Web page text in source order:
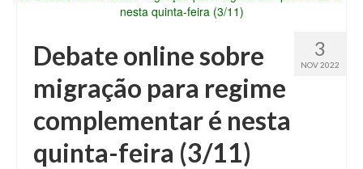
3
NOV 2022
Debate online sobre
migração para regime
complementar é nesta
quinta-feira (3/11)